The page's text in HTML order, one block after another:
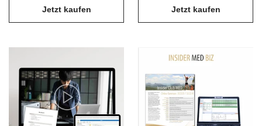
Jetzt kaufen Jetzt kaufen